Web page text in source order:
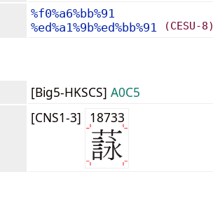
%f0%a6%bb%91
%ed%a1%9b%ed%bb%91
(CESU-8)
[Big5-HKSCS] A0C5
[CNS1-3] 18733